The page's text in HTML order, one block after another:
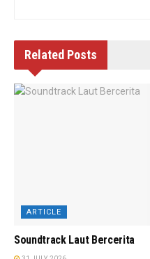
Related Posts
ARTICLE
Soundtrack Laut Bercerita